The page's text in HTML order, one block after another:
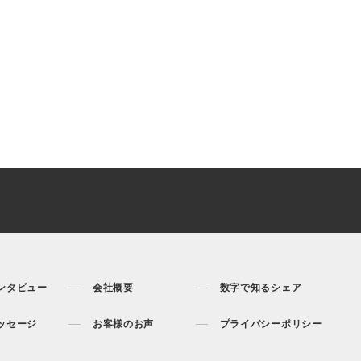
タビュー 会社概要 数字で知るシェア
セージ お客様のお声 プライバシーポリシー